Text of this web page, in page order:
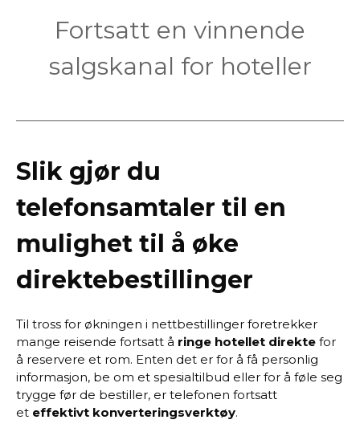
Fortsatt en vinnende
salgskanal for hoteller
Slik gjør du
telefonsamtaler til en
mulighet til å øke
direktebestillinger
Til tross for økningen i nettbestillinger foretrekker
mange reisende fortsatt å ringe hotellet direkte for
å reservere et rom. Enten det er for å få personlig
informasjon, be om et spesialtilbud eller for å føle seg
trygge før de bestiller, er telefonen fortsatt
et effektivt konverteringsverktøy.